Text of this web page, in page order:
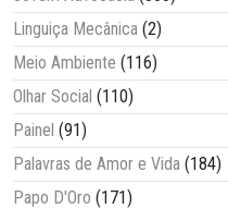
Linguiça Mecânica (2)
Meio Ambiente (116)
Olhar Social (110)
Painel (91)
Palavras de Amor e Vida (184)
Papo D'Oro (171)